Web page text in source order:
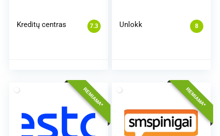
7.3
Kreditų centras 8
Unlokk
REMIAMA* REMIAMA*